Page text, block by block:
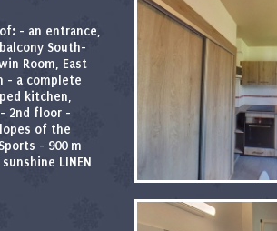
- an entrance,
South-
Room, East
- a complete
kitchen,
2nd floor -
of the
- 900 m
LINEN